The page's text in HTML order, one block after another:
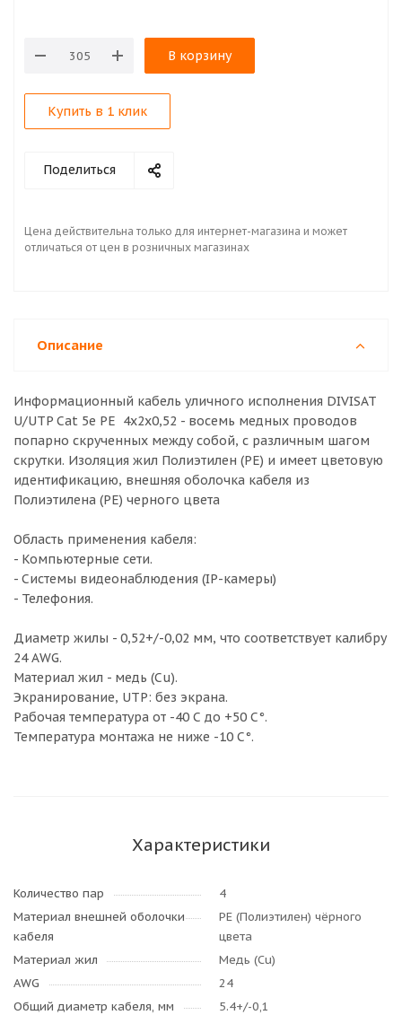
В корзину
Купить в 1 клик
Поделиться
Цена действительна только для интернет-магазина и может
отличаться от цен в розничных магазинах
Описание
Информационный кабель уличного исполнения DIVISAT
U/UTP Cat 5e PE 4х2х0,52 - восемь медных проводов
попарно скрученных между собой, с различным шагом
скрутки. Изоляция жил Полиэтилен (РЕ) и имеет цветовую
идентификацию, внешняя оболочка кабеля из
Полиэтилена (PE) черного цвета
Область применения кабеля:
- Компьютерные сети.
- Системы видеонаблюдения (IP-камеры)
- Телефония.
Диаметр жилы - 0,52+/-0,02 мм, что соответствует калибру
24 AWG.
Материал жил - медь (Cu).
Экранирование, UTP: без экрана.
Рабочая температура от -40 С до +50 C°.
Температура монтажа не ниже -10 С°.
Характеристики
Количество пар
4
Материал внешней оболочки
кабеля
PE (Полиэтилен) чёрного
цвета
Материал жил
Медь (Cu)
AWG
24
Общий диаметр кабеля, мм
5.4+/-0,1